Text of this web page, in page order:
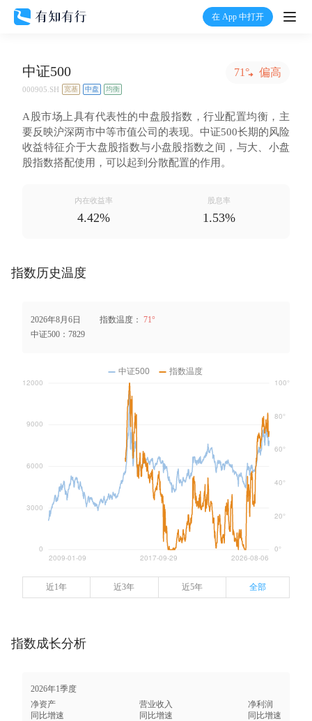
在 App 中打开
打
有知
有行
中证500
000905.SH 宽基 中盘 均衡
71° 偏高
A股市场上具有代表性的中盘股指数，行业配置均衡，主
要反映沪深两市中等市值公司的表现。中证500长期的风险
收益特征介于大盘股指数与小盘股指数之间，与大、小盘
股指数搭配使用，可以起到分散配置的作用。
内在收益率
4.42%
股息率
1.53%
指数历史温度
2026年8月6日 指数温度： 71°
中证500： 7829
近1年 近3年 近5年 全部
指数成长分析
2026年1季度
净资产
同比增速
营业收入
同比增速
净利润
同比增速